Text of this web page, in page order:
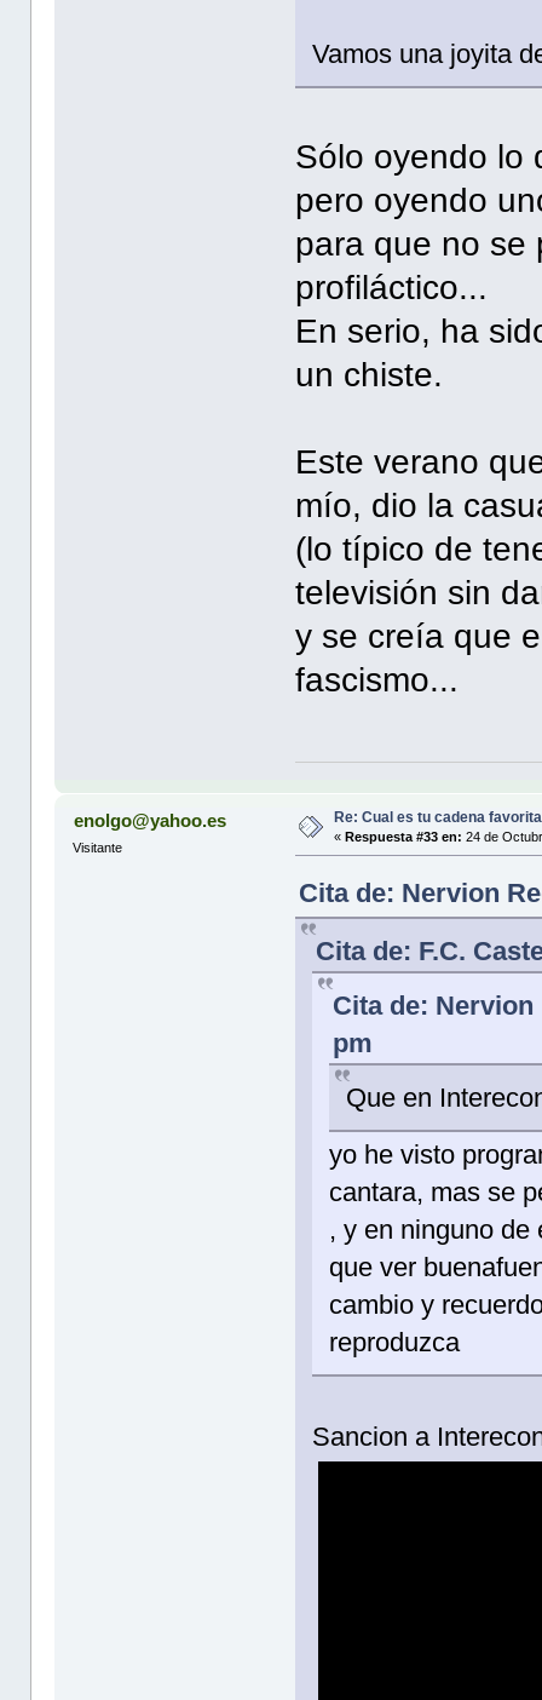
Vamos una joyita
Sólo oyendo lo
pero oyendo
para que no se
profiláctico...
En serio, ha
un chiste.
Este verano
mío, dio la
(lo típico de
televisión sin
y se creía que
fascismo...
enolgo@yahoo.es
Visitante
Re: Cual es tu cadena
«Respuesta #33 en: 24 de
Cita de: Nervion
Cita de: F.C.
Cita de: Nervion
pm
Que en
yo he visto
cantara, mas se
, y en ninguno de
que ver
cambio y
reproduzca
Sancion a